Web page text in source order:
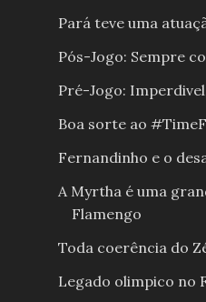
Pará teve uma
Pós-Jogo: Sempre
Pré-Jogo:
Boa sorte ao
Fernandinho e o
A Myrtha é uma
Flamengo
Toda coerência do
Legado olimpico no